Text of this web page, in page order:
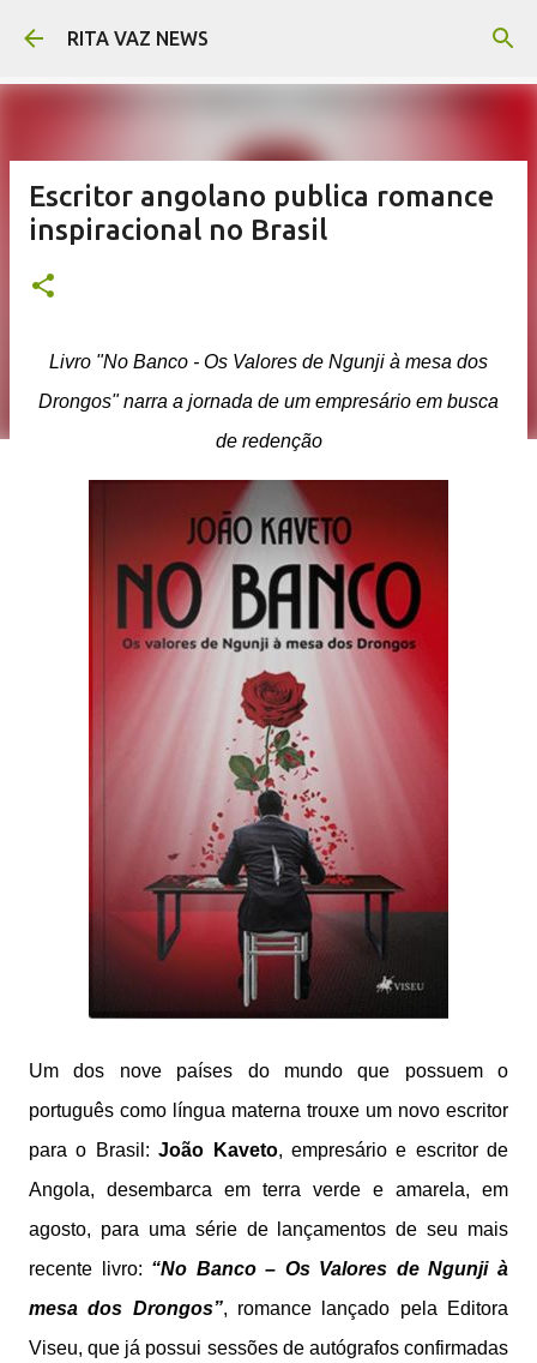
Pular para o conteúdo principal
RITA VAZ NEWS
Escritor angolano publica romance
inspiracional no Brasil
Livro "No Banco - Os Valores de Ngunji à mesa dos
Drongos" narra a jornada de um empresário em busca
de redenção
Um dos nove países do mundo que possuem o
português como língua materna trouxe um novo escritor
para o Brasil:João Kaveto, empresário e escritor de
Angola, desembarca em terra verde e amarela, em
agosto, para uma série de lançamentos de seu mais
recente livro: “No Banco – Os Valores de Ngunji à
mesa dos Drongos”, romance lançado pela Editora
Viseu, que já possui sessões de autógrafos confirmadas